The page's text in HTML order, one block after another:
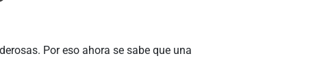
Por eso ahora se sabe que una